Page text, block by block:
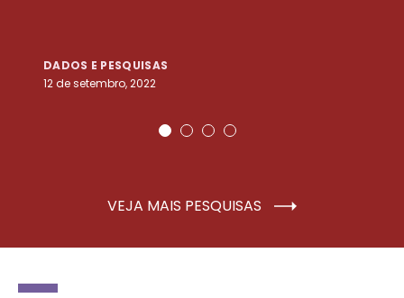
DADOS E PESQUISAS
12 de setembro, 2022
VEJA MAIS PESQUISAS